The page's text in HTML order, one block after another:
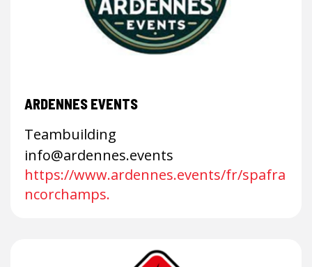
ARDENNES EVENTS
Teambuilding
info@ardennes.events
https://www.ardennes.events/fr/spafra
ncorchamps.